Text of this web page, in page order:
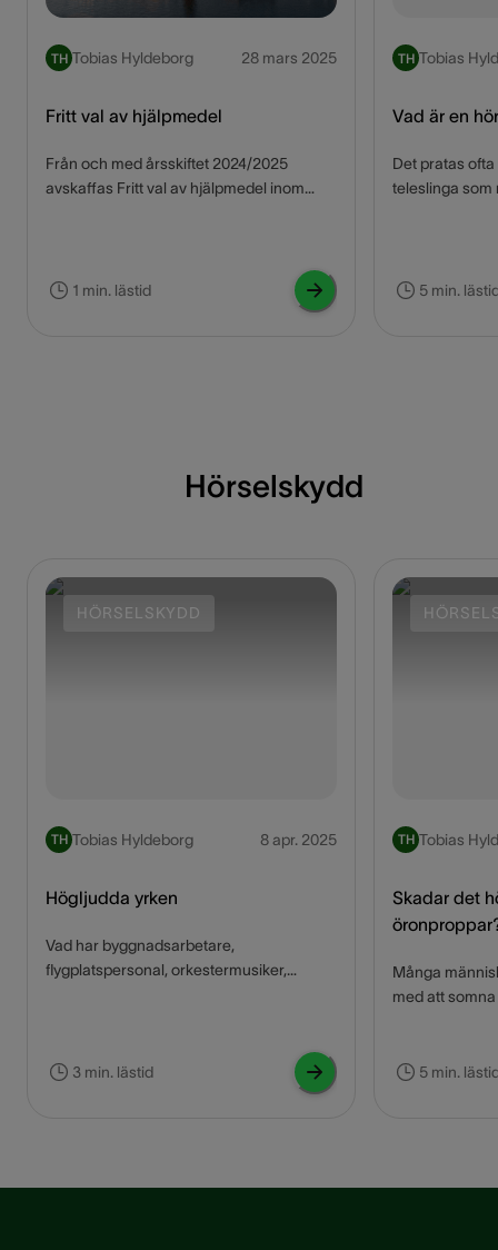
TH Tobias Hyldeborg 28 mars 2025
Fritt val av hjälpmedel
Från och med årsskiftet 2024/2025
avskaffas Fritt val av hjälpmedel inom
förändringarna i Region Stockholm.
1 min. lästid
TH Tobias
Vad är en
Det pratas
teleslinga som
det är. Vissa
5 min.
Hörselskydd
HÖRSELSKYDD
TH Tobias Hyldeborg 8 apr. 2025
Högljudda yrken
Vad har byggnadsarbetare,
flygplatspersonal, orkestermusiker,
3 min. lästid
TH Tobias
Skadar det
Många
med att
sömn. Men,
5 min.